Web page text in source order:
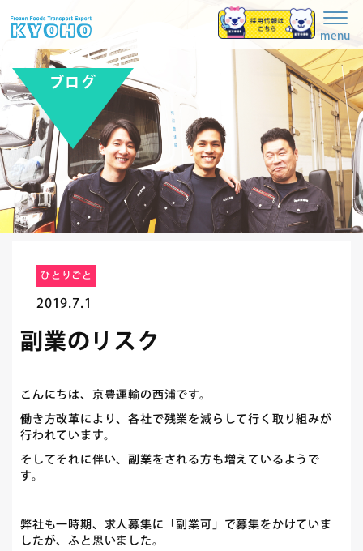
menu
ブログ
ひとりごと
2019.7.1
副業のリスク
こんにちは、京豊運輸の西浦です。
働き方改革により、各社で残業を減らして行く取り組みが
行われています。
そしてそれに伴い、副業をされる方も増えているようで
す。
弊社も一時期、求人募集に「副業可」で募集をかけていま
したが、ふと思いました。